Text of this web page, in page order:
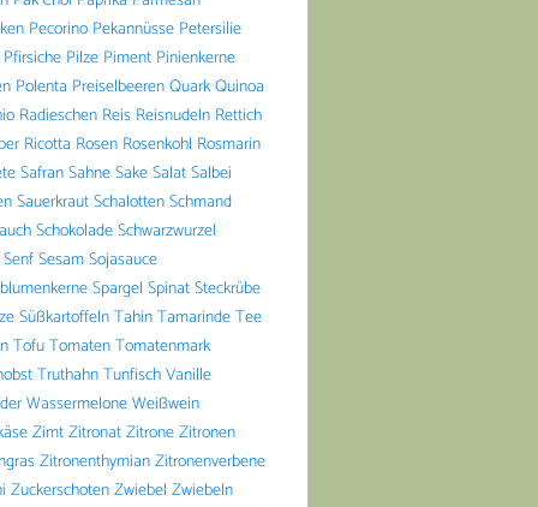
Pecorino Pekannüsse Petersilie
Pfirsiche Pilze Piment Pinienkerne
Polenta PreiselbeerenQuarkQuinoa
Radieschen Reis Reisnudeln Rettich
Ricotta Rosen Rosenkohl Rosmarin
SafranSahneSakeSalatSalbei
SauerkrautSchalottenSchmand
SchokoladeSchwarzwurzel
SenfSesamSojasauce
Spargel SpinatSteckrübe
SüßkartoffelnTahinTamarindeTee
TofuTomatenTomatenmark
TruthahnTunfischVanille
WassermeloneWeißwein
ZimtZitronatZitroneZitronen
ZitronenthymianZitronenverbene
ZuckerschotenZwiebel Zwiebeln